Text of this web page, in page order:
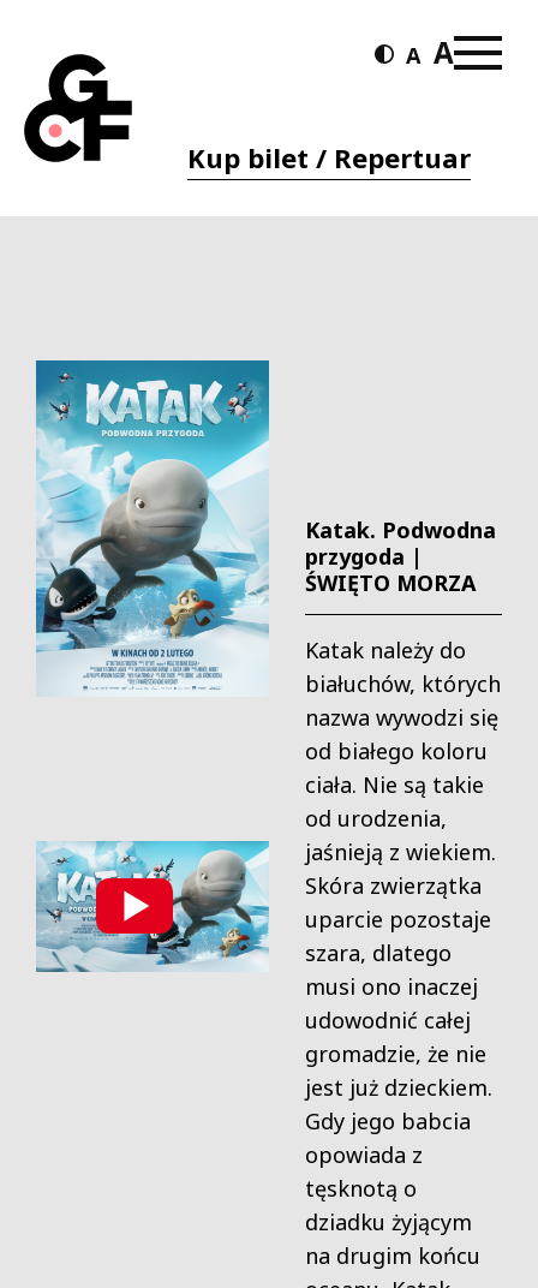
Kup bilet / Repertuar
Katak. Podwodna
przygoda |
ŚWIĘTO MORZA
Katak należy do
białuchów, których
nazwa wywodzi się
od białego koloru
ciała. Nie są takie
od urodzenia,
jaśnieją z wiekiem.
Skóra zwierzątka
uparcie pozostaje
szara, dlatego
musi ono inaczej
udowodnić całej
gromadzie, że nie
jest już dzieckiem.
Gdy jego babcia
opowiada z
tęsknotą o
dziadku żyjącym
na drugim końcu